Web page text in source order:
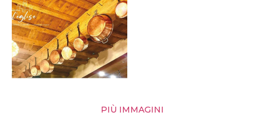
PIÙ IMMAGINI